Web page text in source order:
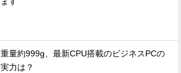
重量約999g、最新CPU搭載のビジネスPCの
実力は？